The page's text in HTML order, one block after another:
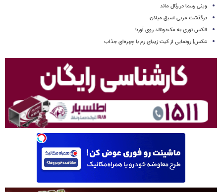
وینی رسما در رئال ماند
درگذشت مربی اسبق میلان
الکس نوری به مک‌دونالد روی آورد!
عکس| رونمایی از کیت زیبای رم با چهره‌ای جذاب